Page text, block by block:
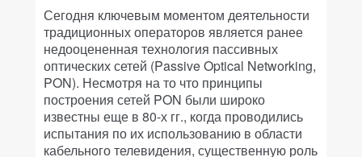
Сегодня ключевым моментом деятельности
традиционных операторов является ранее
недооцененная технология пассивных
оптических сетей (Passive Optical Networking,
PON). Несмотря на то что принципы
построения сетей PON были широко
известны еще в 80-х гг., когда проводились
испытания по их использованию в области
кабельного телевидения, существенную роль